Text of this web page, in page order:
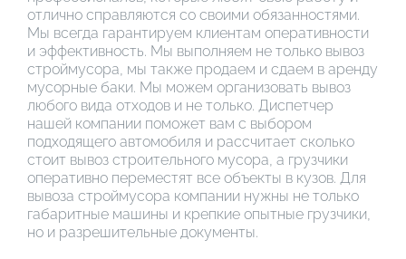
отлично справляются со своими обязанностями.
Мы всегда гарантируем клиентам оперативности
и эффективность. Мы выполняем не только вывоз
строймусора, мы также продаем и сдаем в аренду
мусорные баки. Мы можем организовать вывоз
любого вида отходов и не только. Диспетчер
нашей компании поможет вам с выбором
подходящего автомобиля и рассчитает сколько
стоит вывоз строительного мусора, а грузчики
оперативно переместят все объекты в кузов. Для
вывоза строймусора компании нужны не только
габаритные машины и крепкие опытные грузчики,
но и разрешительные документы.